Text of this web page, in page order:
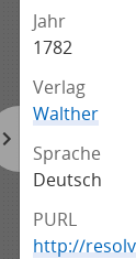
Jahr
1782
Verlag
Walther
Sprache
Deutsch
PURL
http://